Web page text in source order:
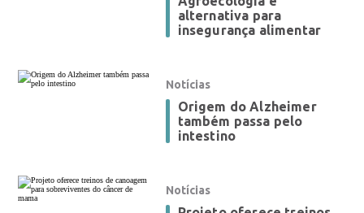
alternativa para
insegurança alimentar
Notícias
Origem do Alzheimer
também passa pelo
intestino
Notícias